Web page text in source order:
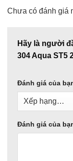
Chưa có đánh giá
Hãy là người
304 Aqua ST5
Đánh giá của
Đánh giá của